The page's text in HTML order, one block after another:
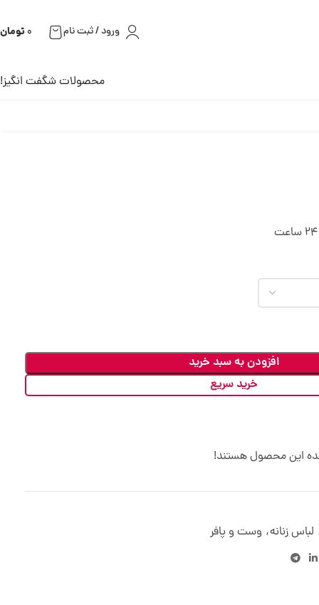
ورود / ثبت نام 0تومان
محصولات شگفت انگیز!
افزودن به سبد خرید
خرید سریع
این محصول هستند!
لباس زنانه, وست و پافر